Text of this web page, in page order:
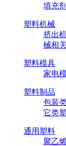
填充剂
塑料机械
挤出
械相关
塑料模具
家电
塑料制品
包装
它类
通用塑料
聚乙